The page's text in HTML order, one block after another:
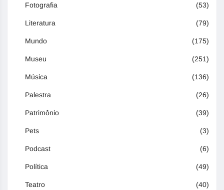
Fotografia (53)
Literatura (79)
Mundo (175)
Museu (251)
Música (136)
Palestra (26)
Patrimônio (39)
Pets (3)
Podcast (6)
Política (49)
Teatro (40)